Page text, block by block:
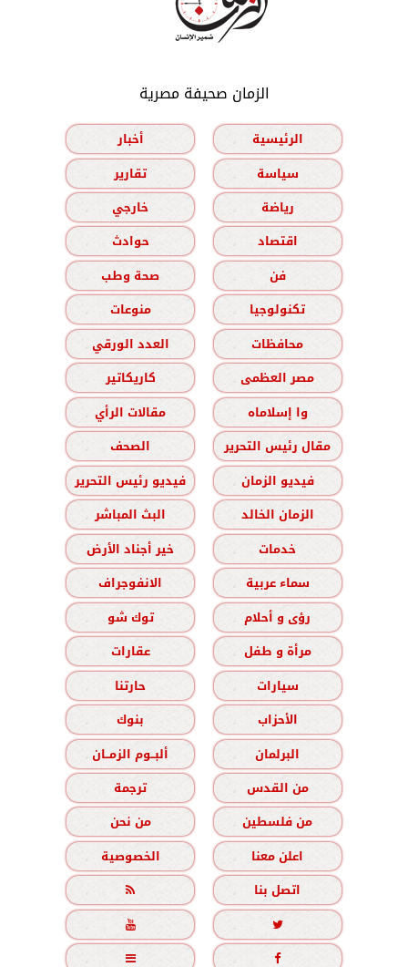
الزمان صحيفة مصرية
الرئيسية
أخبار
سياسة
تقارير
رياضة
خارجي
اقتصاد
حوادث
فن
صحة وطب
تكنولوجيا
منوعات
محافظات
العدد الورقي
مصر العظمى
كاريكاتير
وا إسلاماه
مقالات الرأي
مقال رئيس التحرير
الصحف
فيديو الزمان
فيديو رئيس التحرير
الزمان الخالد
البث المباشر
خدمات
خير أجناد الأرض
سماء عربية
الانفوجراف
رؤى و أحلام
توك شو
مرأة و طفل
عقارات
سيارات
حارتنا
الأحزاب
بنوك
البرلمان
ألبــوم الزمــان
من القدس
ترجمة
من فلسطين
من نحن
اعلن معنا
الخصوصية
اتصل بنا




